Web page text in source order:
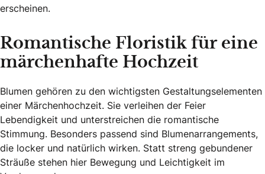
erscheinen.
Romantische Floristik für eine
märchenhafte Hochzeit
Blumen gehören zu den wichtigsten Gestaltungselementen
einer Märchenhochzeit. Sie verleihen der Feier
Lebendigkeit und unterstreichen die romantische
Stimmung. Besonders passend sind Blumenarrangements,
die locker und natürlich wirken. Statt streng gebundener
Sträuße stehen hier Bewegung und Leichtigkeit im